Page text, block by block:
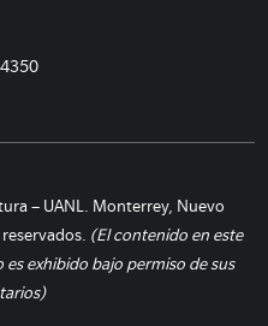
– UANL. Monterrey, Nuevo
(El contenido en este
exhibido bajo permiso de sus